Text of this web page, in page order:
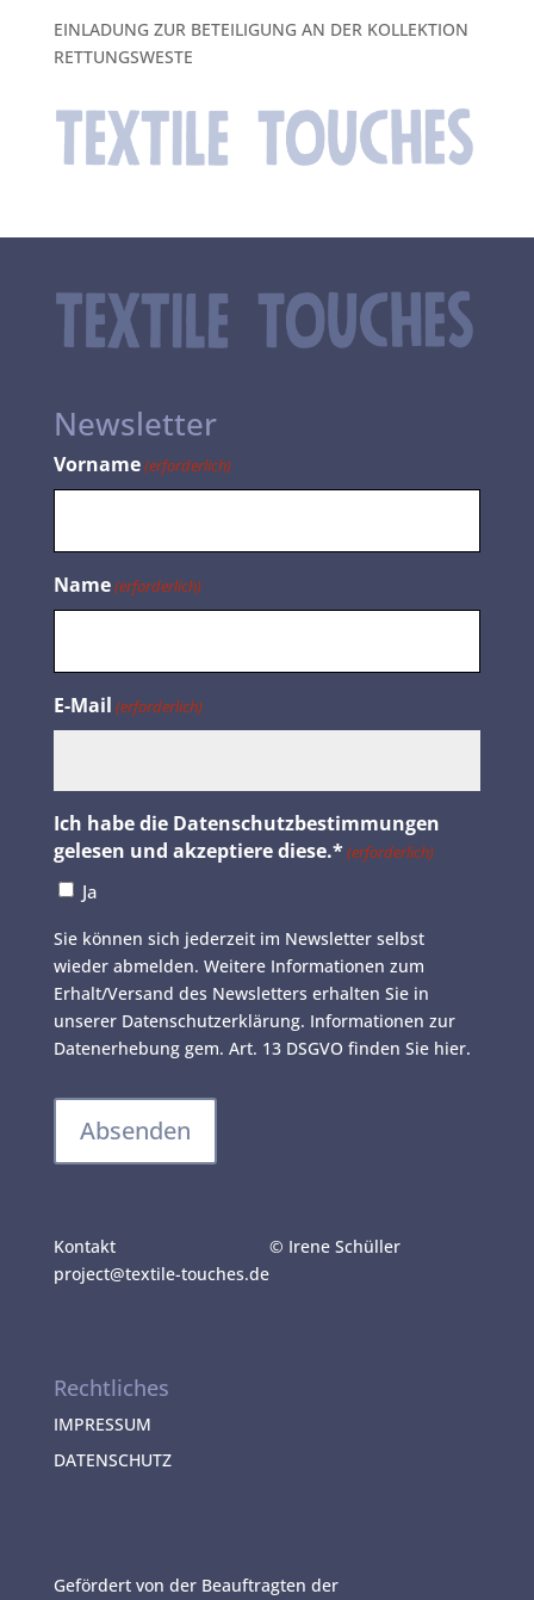
EINLADUNG ZUR BETEILIGUNG AN DER KOLLEKTION
RETTUNGSWESTE
Newsletter
Vorname(erforderlich)
Name(erforderlich)
E-Mail (erforderlich)
Ich habe die Datenschutzbestimmungen
gelesen und akzeptiere diese.*(erforderlich)
Ja
Sie können sich jederzeit im Newsletter selbst
wieder abmelden. Weitere Informationen zum
Erhalt/Versand des Newsletters erhalten Sie in
unserer Datenschutzerklärung. Informationen zur
Datenerhebung gem. Art. 13 DSGVO finden Sie hier.
t
e
t
i
e
Kontakt
project@textile-touches.de
© Irene Schüller
Rechtliches
IMPRESSUM
DATENSCHUTZ
Gefördert von der Beauftragten der